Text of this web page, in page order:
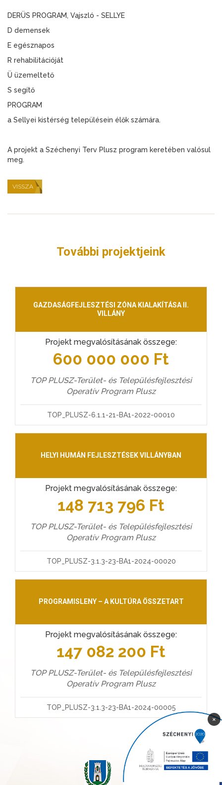
DERÜS PROGRAM, Vajszló - SELLYE
D demensek
E egésznapos
R rehabilitációját
Ü üzemeltető
S segítő
PROGRAM
a Sellyei kistérség településein élők számára.
A projekt a Széchenyi Terv Plusz program keretében valósul
meg.
VISSZA
További projektjeink
GAZDASÁGFEJLESZTÉSI ZÓNA KIALAKÍTÁSA II.
VILLÁNY
Projekt megvalósításának összege:
600 000 000 Ft
TOP PLUSZ-Terület- és Településfejlesztési
Operatív Program Plusz
TOP_PLUSZ-6.1.1-21-BA1-2022-00010
HELYI HUMÁN FEJLESZTÉSEK VILLÁNYBAN
Projekt megvalósításának összege:
148 713 796 Ft
TOP PLUSZ-Terület- és Településfejlesztési
Operatív Program Plusz
TOP_PLUSZ-3.1.3-23-BA1-2024-00020
PROGRAMISLENY – A KULTÚRA ÖSSZETART
Projekt megvalósításának összege:
147 082 200 Ft
TOP PLUSZ-Terület- és Településfejlesztési
Operatív Program Plusz
TOP_PLUSZ-3.1.3-23-BA1-2024-00005
×